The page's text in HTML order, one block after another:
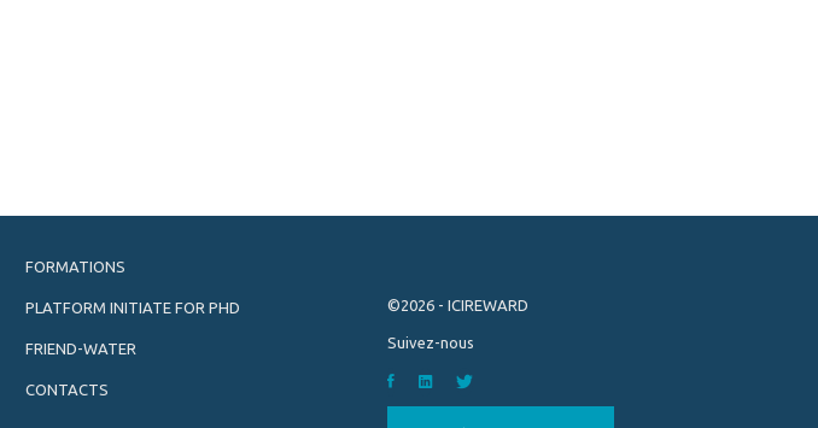
FORMATIONS
PLATFORM INITIATE FOR PHD
FRIEND-WATER
CONTACTS
©2026 - ICIREWARD
Suivez-nous